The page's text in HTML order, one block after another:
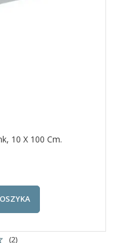
10 X 100 Cm.
(2)